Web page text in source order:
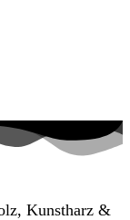
Kunstharz &